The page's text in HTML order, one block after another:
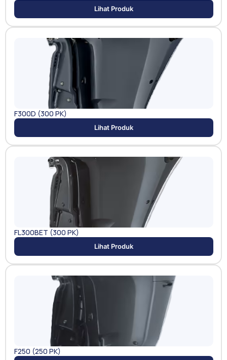
Lihat Produk
F300D (300 PK)
Lihat Produk
FL300BET (300 PK)
Lihat Produk
F250 (250 PK)